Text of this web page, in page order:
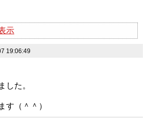
示
19:06:49
した。
す（＾＾）